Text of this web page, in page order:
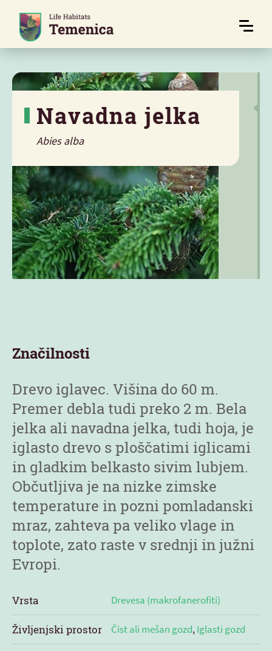
Navadna jelka
Abies alba
Značilnosti
Drevo iglavec. Višina do 60 m.
Premer debla tudi preko 2 m. Bela
jelka ali navadna jelka, tudi hoja, je
iglasto drevo s ploščatimi iglicami
in gladkim belkasto sivim lubjem.
Občutljiva je na nizke zimske
temperature in pozni pomladanski
mraz, zahteva pa veliko vlage in
toplote, zato raste v srednji in južni
Evropi.
Vrsta Drevesa (makrofanerofiti)
Življenjski prostor Čist ali mešan gozd,Iglasti gozd